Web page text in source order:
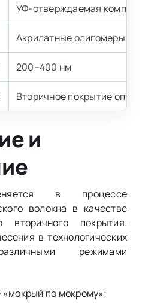
УФ-отверждаемая
Акрилатные олигомеры и
200–400 нм
Вторичное покрытие
и
в процессе
волокна в качестве
вторичного покрытия.
в технологических
режимами
«мокрый по мокрому»;